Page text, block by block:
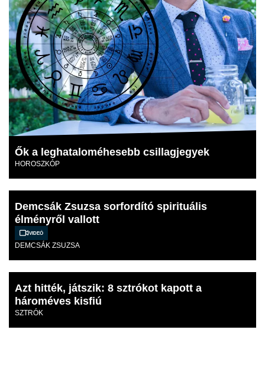
Ők a leghataloméhesebb csillagjegyek
HOROSZKÓP
Demcsák Zsuzsa sorfordító spirituális
élményről vallott
Videó
DEMCSÁK ZSUZSA
Azt hitték, játszik: 8 sztrókot kapott a
hároméves kisfiú
SZTRÓK